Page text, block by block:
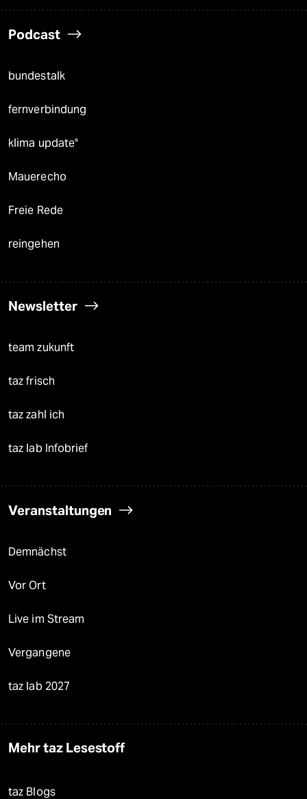
Podcast
bundestalk
fernverbindung
klima update°
Mauerecho
Freie Rede
reingehen
Newsletter
team zukunft
taz frisch
taz zahl ich
taz lab Infobrief
Veranstaltungen
Demnächst
Vor Ort
Live im Stream
Vergangene
taz lab 2027
Mehr taz Lesestoff
taz Blogs